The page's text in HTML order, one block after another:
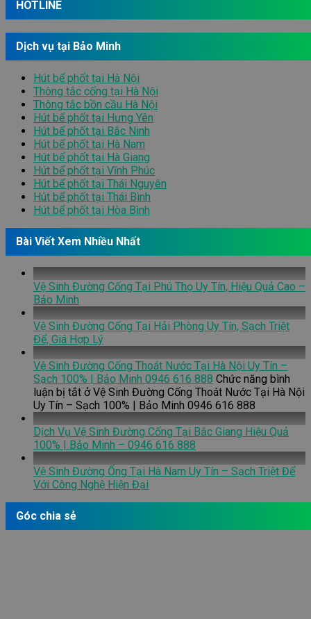
HOTLINE
Dịch vụ tại Bảo Minh
Hút bể phốt tại Hà Nội
Thông tắc cống tại Hà Nội
Thông tắc bồn cầu Hà Nội
Hút bể phốt tại Hưng Yên
Hút bể phốt tại Bắc Ninh
Hút bể phốt tại Hà Nam
Hút bể phốt tại Hà Giang
Hút bể phốt tại Vĩnh Phúc
Hút bể phốt tại Thái Nguyên
Hút bể phốt tại Thái Bình
Hút bể phốt tại Hòa Bình
Bài Viết Xem Nhiều Nhất
Vệ Sinh Đường Cống Tại Phú Thọ Uy Tín, Hiệu Quả Cao –
Bảo Minh
Vệ Sinh Đường Cống Tại Hải Phòng Uy Tín, Sạch Triệt
Để, Giá Hợp Lý
Vệ Sinh Đường Cống Thoát Nước Tại Hà Nội Uy Tín –
Sạch 100% | Bảo Minh 0946 616 888 Chức năng bình
luận bị tắt ở Vệ Sinh Đường Cống Thoát Nước Tại Hà Nội
Uy Tín – Sạch 100% | Bảo Minh 0946 616 888
Dịch Vụ Vệ Sinh Đường Cống Tại Bắc Giang Hiệu Quả
100% | Bảo Minh – 0946 616 888
Vệ Sinh Đường Ống Tại Hà Nam Uy Tín – Sạch Triệt Để
Với Công Nghệ Hiện Đại
Góc chia sẻ